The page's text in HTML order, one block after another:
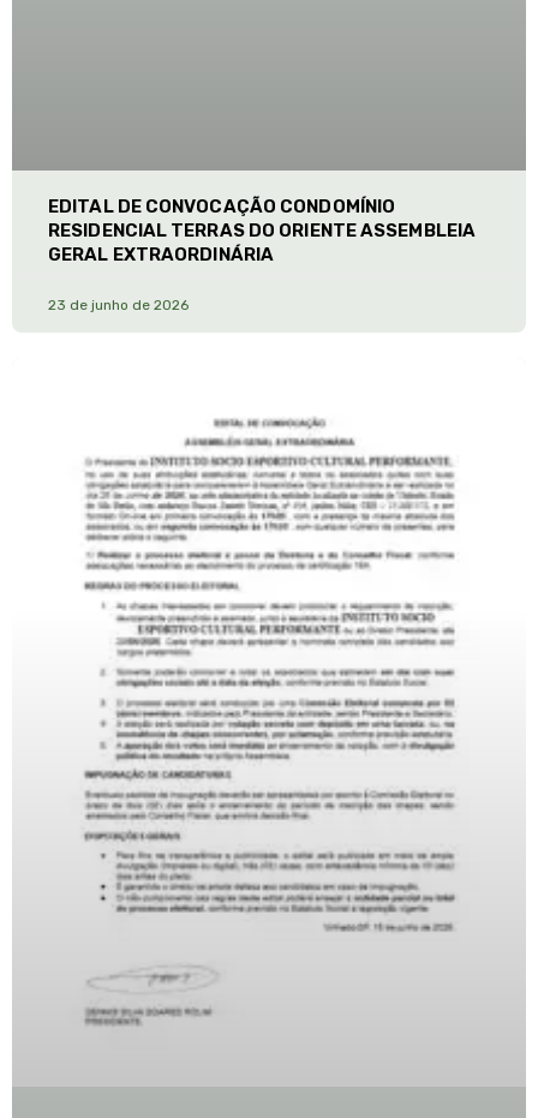
EDITAL DE CONVOCAÇÃO CONDOMÍNIO
RESIDENCIAL TERRAS DO ORIENTE ASSEMBLEIA
GERAL EXTRAORDINÁRIA
23 de junho de 2026